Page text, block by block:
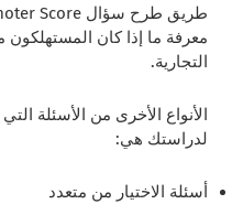
معرفة ما إذا كان المستهلكون
التجارية.
الأنواع الأخرى من الأسئلة
لدراستك هي:
أسئلة الاختيار من متعدد